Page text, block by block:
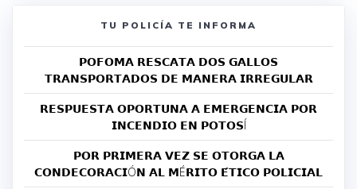
TU POLICÍA TE INFORMA
𝗣𝗢𝗙𝗢𝗠𝗔 𝗥𝗘𝗦𝗖𝗔𝗧𝗔 𝗗𝗢𝗦 𝗚𝗔𝗟𝗟𝗢𝗦
𝗧𝗥𝗔𝗡𝗦𝗣𝗢𝗥𝗧𝗔𝗗𝗢𝗦 𝗗𝗘 𝗠𝗔𝗡𝗘𝗥𝗔 𝗜𝗥𝗥𝗘𝗚𝗨𝗟𝗔𝗥
𝗥𝗘𝗦𝗣𝗨𝗘𝗦𝗧𝗔 𝗢𝗣𝗢𝗥𝗧𝗨𝗡𝗔 𝗔 𝗘𝗠𝗘𝗥𝗚𝗘𝗡𝗖𝗜𝗔 𝗣𝗢𝗥
𝗜𝗡𝗖𝗘𝗡𝗗𝗜𝗢 𝗘𝗡 𝗣𝗢𝗧𝗢𝗦Í
𝗣𝗢𝗥 𝗣𝗥𝗜𝗠𝗘𝗥𝗔 𝗩𝗘𝗭 𝗦𝗘 𝗢𝗧𝗢𝗥𝗚𝗔 𝗟𝗔
𝗖𝗢𝗡𝗗𝗘𝗖𝗢𝗥𝗔𝗖𝗜Ó𝗡 𝗔𝗟 𝗠É𝗥𝗜𝗧𝗢 𝗘́𝗧𝗜𝗖𝗢 𝗣𝗢𝗟𝗜𝗖𝗜𝗔𝗟